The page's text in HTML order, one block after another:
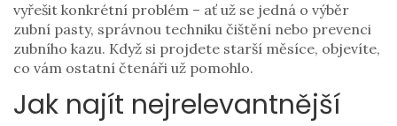
vyřešit konkrétní problém – ať už se jedná o výběr
zubní pasty, správnou techniku čištění nebo prevenci
zubního kazu. Když si projdete starší měsíce, objevíte,
co vám ostatní čtenáři už pomohlo.
Jak najít nejrelevantnější